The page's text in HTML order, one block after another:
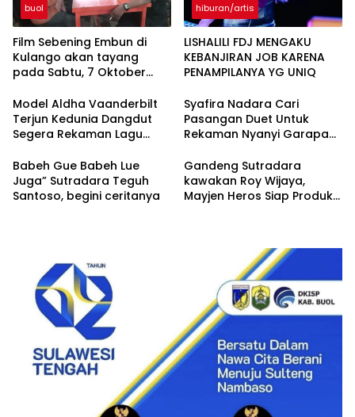
buol
Film Sebening Embun di
Kulango akan tayang
pada Sabtu, 7 Oktober
hiburan/artis
LISHALILI FDJ MENGAKU
KEBANJIRAN JOB KARENA
PENAMPILANYA YG UNIQ
Model Aldha Vaanderbilt
Terjun Kedunia Dangdut
Segera Rekaman Lagu
Syafira Nadara Cari
Pasangan Duet Untuk
Rekaman Nyanyi Garapan
Babeh Gue Babeh Lue
Juga” Sutradara Teguh
Santoso, begini ceritanya
Gandeng Sutradara
kawakan Roy Wijaya,
Mayjen Heros Siap Produksi